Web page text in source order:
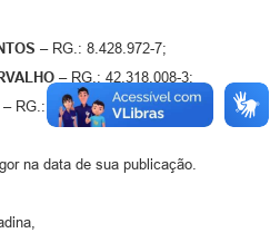
– RG.: 8.428.972-7;
– RG.: 42.318.008-3;
– RG.: nº 41.923.695-5.
na data de sua publicação.